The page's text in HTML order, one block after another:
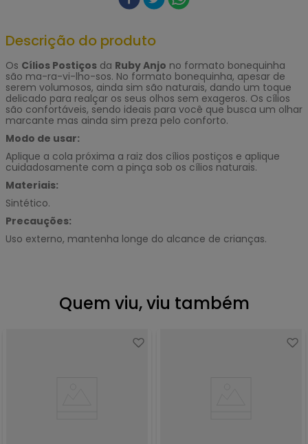
Descrição do produto
Os Cílios Postiços da Ruby Anjo no formato bonequinha
são ma-ra-vi-lho-sos. No formato bonequinha, apesar de
serem volumosos, ainda sim são naturais, dando um toque
delicado para realçar os seus olhos sem exageros. Os cílios
são confortáveis, sendo ideais para você que busca um olhar
marcante mas ainda sim preza pelo conforto.
Modo de usar:
Aplique a cola próxima a raiz dos cílios postiços e aplique
cuidadosamente com a pinça sob os cílios naturais.
Materiais:
Sintético.
Precauções:
Uso externo, mantenha longe do alcance de crianças.
Quem viu, viu também